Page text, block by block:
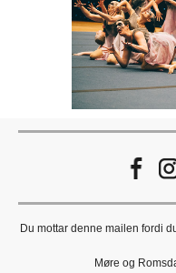
Du mottar denne mailen fordi
Møre og